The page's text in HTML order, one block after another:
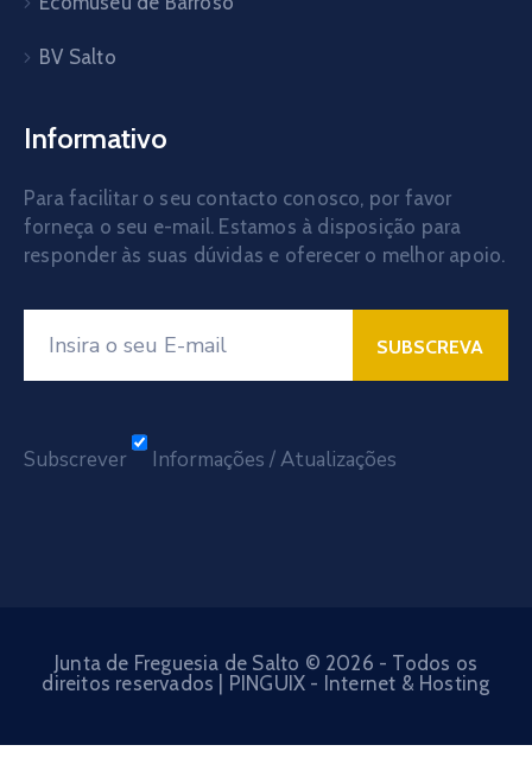
BV Salto
Informativo
Para facilitar o seu contacto conosco, por favor
forneça o seu e-mail. Estamos à disposição para
responder às suas dúvidas e oferecer o melhor apoio.
Subscrever Informações / Atualizações
Junta de Freguesia de Salto © 2026 - Todos os
direitos reservados | PINGUIX - Internet & Hosting